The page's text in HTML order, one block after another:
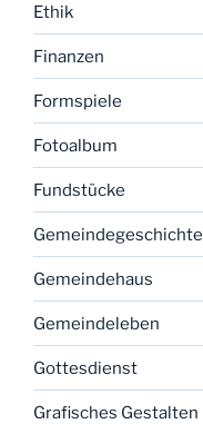
Ethik
Finanzen
Formspiele
Fotoalbum
Fundstücke
Gemeindegeschichte
Gemeindehaus
Gemeindeleben
Gottesdienst
Grafisches Gestalten